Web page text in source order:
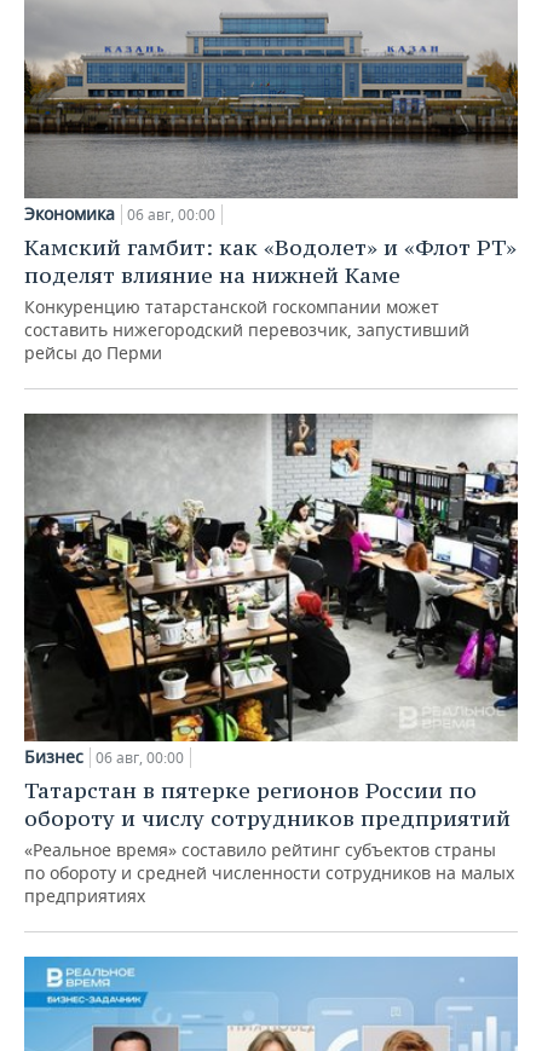
Экономика 06 авг, 00:00
Камский гамбит: как «Водолет» и «Флот РТ»
поделят влияние на нижней Каме
Конкуренцию татарстанской госкомпании может
составить нижегородский перевозчик, запустивший
рейсы до Перми
Бизнес 06 авг, 00:00
Татарстан в пятерке регионов России по
обороту и числу сотрудников предприятий
«Реальное время» составило рейтинг субъектов страны
по обороту и средней численности сотрудников на малых
предприятиях